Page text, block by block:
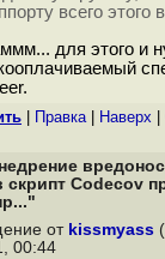
всего этого
для этого и
Правка| Наверх
скрипт Codecov
от kissmyass
00:44